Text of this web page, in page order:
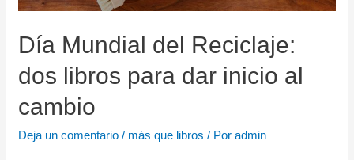
Día Mundial del Reciclaje:
dos libros para dar inicio al
cambio
Deja un comentario / más que libros / Poradmin